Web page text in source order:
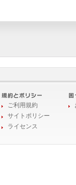
ご利用規約
サイトポリシー
ライセンス